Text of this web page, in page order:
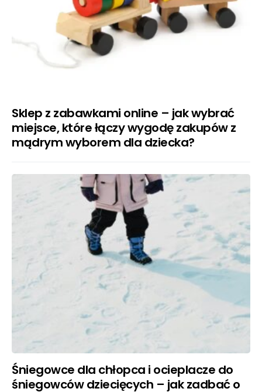
Sklep z zabawkami online – jak wybrać
miejsce, które łączy wygodę zakupów z
mądrym wyborem dla dziecka?
Śniegowce dla chłopca i ocieplacze do
śniegowców dziecięcych – jak zadbać o